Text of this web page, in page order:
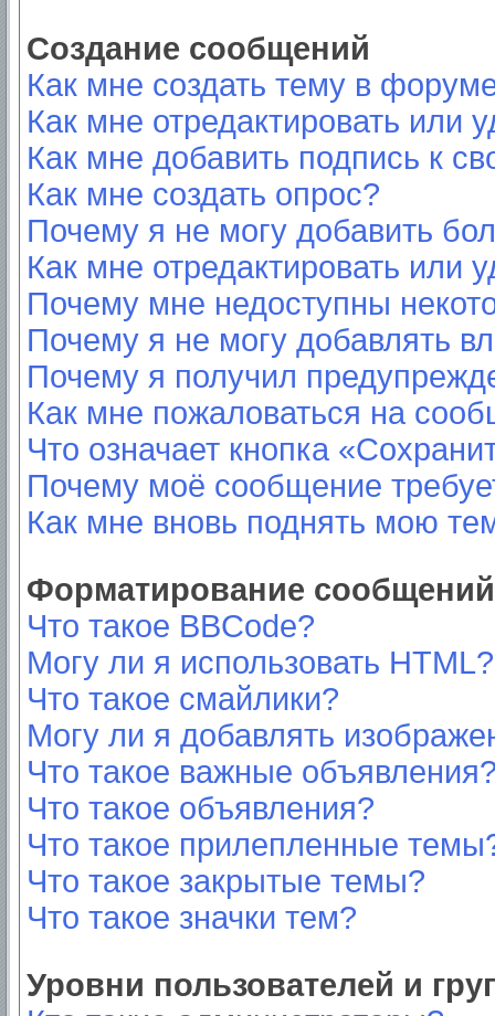
Создание сообщений
Как мне создать тему в
Как мне отредактировать или
Как мне добавить подпись к
Как мне создать опрос?
Почему я не могу добавить
Как мне отредактировать или
Почему мне недоступны
Почему я не могу добавлять
Почему я получил
Как мне пожаловаться на
Что означает кнопка
Почему моё сообщение
Как мне вновь поднять мою
Форматирование
Что такое BBCode?
Могу ли я использовать HTML?
Что такое смайлики?
Могу ли я добавлять
Что такое важные
Что такое объявления?
Что такое прилепленные
Что такое закрытые темы?
Что такое значки тем?
Уровни пользователей и